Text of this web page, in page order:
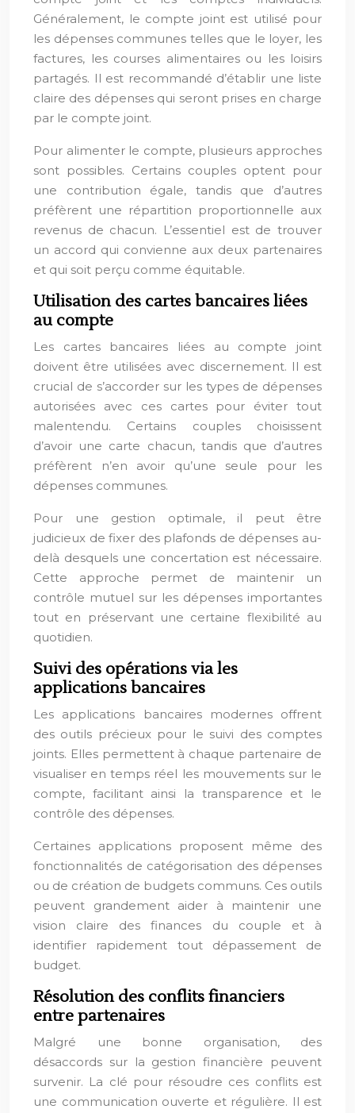
Généralement, le compte joint est utilisé pour
les dépenses communes telles que le loyer, les
factures, les courses alimentaires ou les loisirs
partagés. Il est recommandé d’établir une liste
claire des dépenses qui seront prises en charge
par le compte joint.
Pour alimenter le compte, plusieurs approches
sont possibles. Certains couples optent pour
une contribution égale, tandis que d’autres
préfèrent une répartition proportionnelle aux
revenus de chacun. L’essentiel est de trouver
un accord qui convienne aux deux partenaires
et qui soit perçu comme équitable.
Utilisation des cartes bancaires liées
au compte
Les cartes bancaires liées au compte joint
doivent être utilisées avec discernement. Il est
crucial de s’accorder sur les types de dépenses
autorisées avec ces cartes pour éviter tout
malentendu. Certains couples choisissent
d’avoir une carte chacun, tandis que d’autres
préfèrent n’en avoir qu’une seule pour les
dépenses communes.
Pour une gestion optimale, il peut être
judicieux de fixer des plafonds de dépenses au-
delà desquels une concertation est nécessaire.
Cette approche permet de maintenir un
contrôle mutuel sur les dépenses importantes
tout en préservant une certaine flexibilité au
quotidien.
Suivi des opérations via les
applications bancaires
Les applications bancaires modernes offrent
des outils précieux pour le suivi des comptes
joints. Elles permettent à chaque partenaire de
visualiser en temps réel les mouvements sur le
compte, facilitant ainsi la transparence et le
contrôle des dépenses.
Certaines applications proposent même des
fonctionnalités de catégorisation des dépenses
ou de création de budgets communs. Ces outils
peuvent grandement aider à maintenir une
vision claire des finances du couple et à
identifier rapidement tout dépassement de
budget.
Résolution des conflits financiers
entre partenaires
Malgré une bonne organisation, des
désaccords sur la gestion financière peuvent
survenir. La clé pour résoudre ces conflits est
une communication ouverte et régulière. Il est